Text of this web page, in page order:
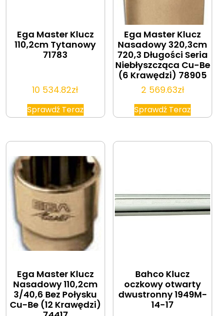
Ega Master Klucz
110,2cm Tytanowy
71783
10 534.82zł
Sprawdź Teraz
Ega Master Klucz
Nasadowy 320,3cm
720,3 Długości Seria
Niebłyszcząca Cu-Be
(6 Krawędzi) 78905
2 569.63zł
Sprawdź Teraz
Ega Master Klucz
Nasadowy 110,2cm
3/40,6 Bez Połysku
Cu-Be (12 Krawędzi)
Bahco Klucz
oczkowy otwarty
dwustronny 1949M-
14-17